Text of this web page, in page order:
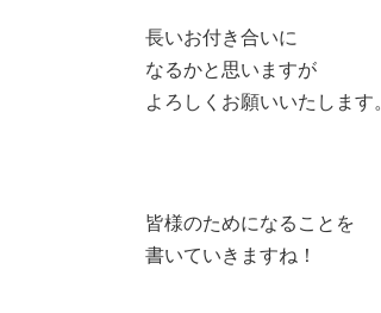
長いお付き合いに
なるかと思いますが
よろしくお願いいたします。
皆様のためになることを
書いていきますね！